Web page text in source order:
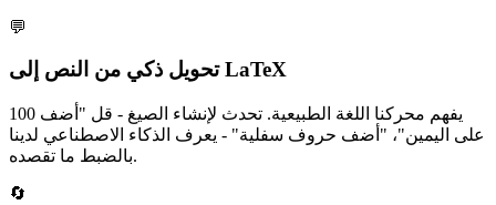
💬
تحويل ذكي من النص إلى LaTeX
يفهم محركنا اللغة الطبيعية. تحدث لإنشاء الصيغ - قل "أضف 100
على اليمين"، "أضف حروف سفلية" - يعرف الذكاء الاصطناعي لدينا
بالضبط ما تقصده.
🔄